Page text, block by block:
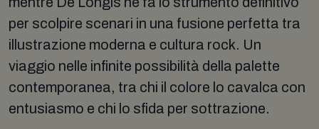
per scolpire scenari in una fusione perfetta tra
illustrazione moderna e cultura rock. Un
viaggio nelle infinite possibilità della palette
contemporanea, tra chi il colore lo cavalca con
entusiasmo e chi lo sfida per sottrazione.